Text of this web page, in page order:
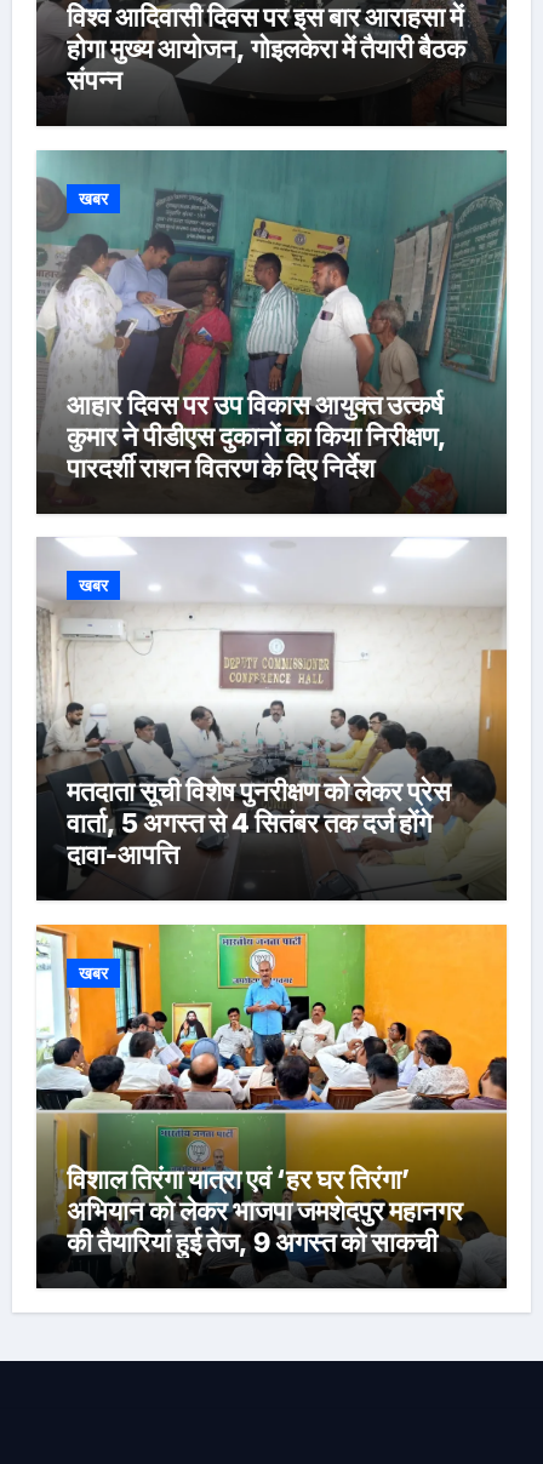
विश्व आदिवासी दिवस पर इस बार आराहसा में
होगा मुख्य आयोजन, गोइलकेरा में तैयारी बैठक
संपन्न
खबर
आहार दिवस पर उप विकास आयुक्त उत्कर्ष
कुमार ने पीडीएस दुकानों का किया निरीक्षण,
पारदर्शी राशन वितरण के दिए निर्देश
खबर
मतदाता सूची विशेष पुनरीक्षण को लेकर प्रेस
वार्ता, 5 अगस्त से 4 सितंबर तक दर्ज होंगे
दावा-आपत्ति
खबर
विशाल तिरंगा यात्रा एवं ‘हर घर तिरंगा’
अभियान को लेकर भाजपा जमशेदपुर महानगर
की तैयारियां हुई तेज, 9 अगस्त को साकची
नेताजी सुभाष मैदान से निकलेगी विशाल तिरंगा
यात्रा